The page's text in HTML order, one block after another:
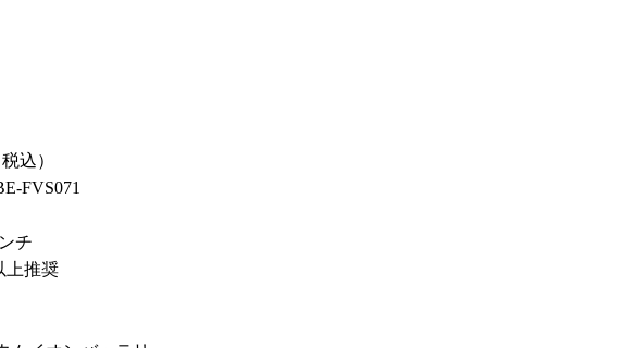
込）
FVS071
チ
上推奨